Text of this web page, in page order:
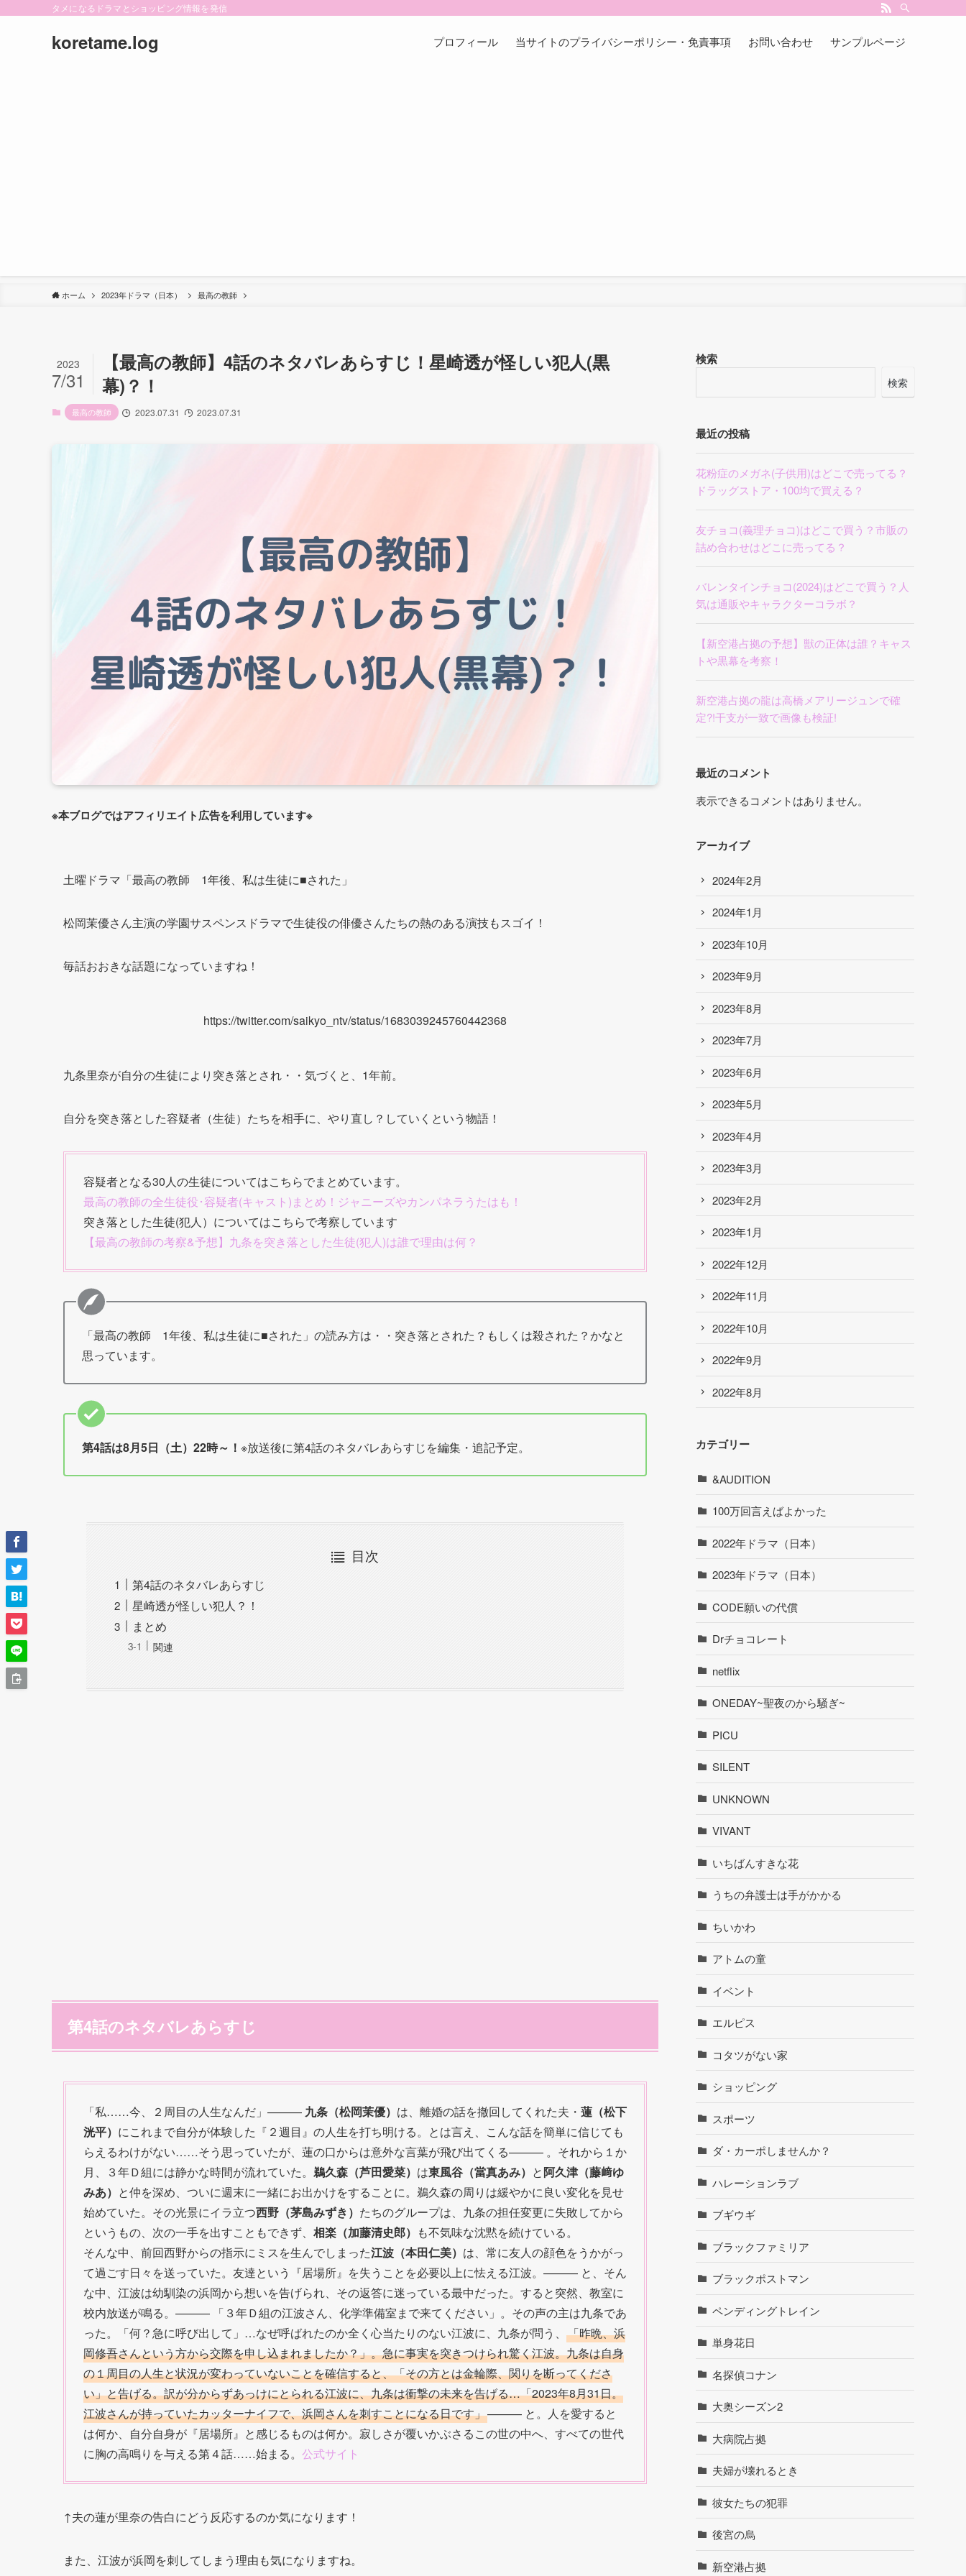
タメになるドラマとショッピング情報を発信
koretame.log プロフィール 当サイトのプライバシーポリシー・免責事項 お問い合わせ サンプルページ
ホーム 2023年ドラマ（日本） 最高の教師
【最高の教師】4話のネタバレあらすじ！星崎透が怪しい犯人(黒
幕)？！
2023
7/31
最高の教師 2023.07.31 2023.07.31
※本ブログではアフィリエイト広告を利用しています※
土曜ドラマ「最高の教師 1年後、私は生徒に■された」
松岡茉優さん主演の学園サスペンスドラマで生徒役の俳優さんたちの熱のある演技もスゴイ！
毎話おおきな話題になっていますね！
https://twitter.com/saikyo_ntv/status/1683039245760442368
九条里奈が自分の生徒により突き落とされ・・気づくと、1年前。
自分を突き落とした容疑者（生徒）たちを相手に、やり直し？していくという物語！
容疑者となる30人の生徒についてはこちらでまとめています。
最高の教師の全生徒役･容疑者(キャスト)まとめ！ジャニーズやカンパネラうたはも！
突き落とした生徒(犯人）についてはこちらで考察しています
【最高の教師の考察&予想】九条を突き落とした生徒(犯人)は誰で理由は何？
「最高の教師 1年後、私は生徒に■された」の読み方は・・突き落とされた？もしくは殺された？かなと
思っています。
第4話は8月5日（土）22時～！ ※放送後に第4話のネタバレあらすじを編集・追記予定。
目次
第4話のネタバレあらすじ
星崎透が怪しい犯人？！
まとめ
関連
第4話のネタバレあらすじ
「私……今、２周目の人生なんだ」——— 九条（松岡茉優） は、離婚の話を撤回してくれた夫・ 蓮（松下
洸平） にこれまで自分が体験した『２週目』の人生を打ち明ける。とは言え、こんな話を簡単に信じても
らえるわけがない……そう思っていたが、蓮の口からは意外な言葉が飛び出てくる——— 。それから１か
月、３年Ｄ組には静かな時間が流れていた。 鵜久森（芦田愛菜） は東風谷（當真あみ） と阿久津（藤﨑ゆ
みあ） と仲を深め、ついに週末に一緒にお出かけをすることに。鵜久森の周りは緩やかに良い変化を見せ
始めていた。その光景にイラ立つ西野（茅島みずき） たちのグループは、九条の担任変更に失敗してから
というもの、次の一手を出すこともできず、 相楽（加藤清史郎） も不気味な沈黙を続けている。
そんな中、前回西野からの指示にミスを生んでしまった江波（本田仁美） は、常に友人の顔色をうかがっ
て過ごす日々を送っていた。友達という『居場所』を失うことを必要以上に怯える江波。——— と、そん
な中、江波は幼馴染の浜岡から想いを告げられ、その返答に迷っている最中だった。すると突然、教室に
校内放送が鳴る。——— 「３年Ｄ組の江波さん、化学準備室まで来てください」。その声の主は九条であ
った。「何？急に呼び出して」…なぜ呼ばれたのか全く心当たりのない江波に、九条が問う、 「昨晩、浜
岡修吾さんという方から交際を申し込まれましたか？」。急に事実を突きつけられ驚く江波。九条は自身
の１周目の人生と状況が変わっていないことを確信すると、「その方とは金輪際、関りを断ってくださ
い」と告げる。訳が分からずあっけにとられる江波に、九条は衝撃の未来を告げる…「2023年8月31日。
江波さんが持っていたカッターナイフで、浜岡さんを刺すことになる日です」——— と。人を愛すると
は何か、自分自身が『居場所』と感じるものは何か。寂しさが覆いかぶさるこの世の中へ、すべての世代
に胸の高鳴りを与える第４話……始まる。 公式サイト
↑夫の蓮が里奈の告白にどう反応するのか気になります！
また、江波が浜岡を刺してしまう理由も気になりますね。
検索
検索
最近の投稿
花粉症のメガネ(子供用)はどこで売ってる？
ドラッグストア・100均で買える？
友チョコ(義理チョコ)はどこで買う？市販の
詰め合わせはどこに売ってる？
バレンタインチョコ(2024)はどこで買う？人
気は通販やキャラクターコラボ？
【新空港占拠の予想】獣の正体は誰？キャス
トや黒幕を考察！
新空港占拠の龍は高橋メアリージュンで確
定?!干支が一致で画像も検証!
最近のコメント
表示できるコメントはありません。
アーカイブ
2024年2月
2024年1月
2023年10月
2023年9月
2023年8月
2023年7月
2023年6月
2023年5月
2023年4月
2023年3月
2023年2月
2023年1月
2022年12月
2022年11月
2022年10月
2022年9月
2022年8月
カテゴリー
&AUDITION
100万回言えばよかった
2022年ドラマ（日本）
2023年ドラマ（日本）
CODE願いの代償
Drチョコレート
netflix
ONEDAY~聖夜のから騒ぎ~
PICU
SILENT
UNKNOWN
VIVANT
いちばんすきな花
うちの弁護士は手がかかる
ちいかわ
アトムの童
イベント
エルピス
コタツがない家
ショッピング
スポーツ
ダ・カーポしませんか？
ハレーションラブ
ブギウギ
ブラックファミリア
ブラックポストマン
ペンディングトレイン
単身花日
名探偵コナン
大奥シーズン2
大病院占拠
夫婦が壊れるとき
彼女たちの犯罪
後宮の烏
新空港占拠